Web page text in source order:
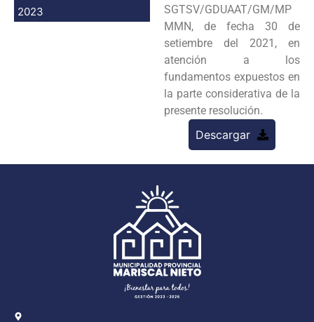
2023
SGTSV/GDUAAT/GM/MP
MMN, de fecha 30 de
setiembre del 2021, en
atención a los
fundamentos expuestos en
la parte considerativa de la
presente resolución.
Descargar